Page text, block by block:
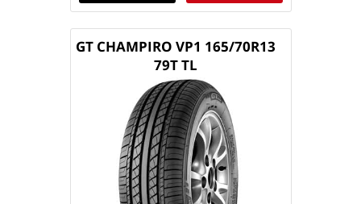
GT CHAMPIRO VP1 165/70R13
79T TL